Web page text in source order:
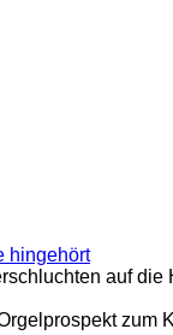
auf
zum